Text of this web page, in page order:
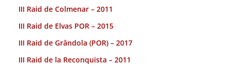
III Raid de Colmenar – 2011
III Raid de Elvas POR – 2015
III Raid de Grândola (POR) – 2017
III Raid de la Reconquista – 2011